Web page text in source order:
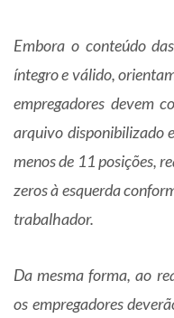
Embora o conteúdo
íntegro e válido,
empregadores devem
arquivo disponibilizado
menos de 11 posições,
zeros à esquerda
trabalhador.
Da mesma forma, ao
os empregadores